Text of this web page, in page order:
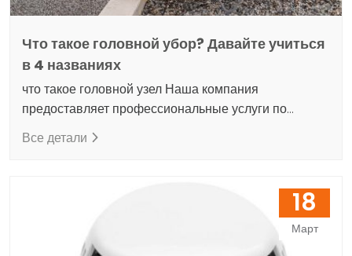
Что такое головной убор? Давайте учиться
в 4 названиях
что такое головной узел Наша компания
предоставляет профессиональные услуги по
продаже головных станций. У нас есть команда
опытных и квалифицированных специалистов,
доступные системы для различных предприятий и
домов. Кроме того, очень любопытен вопрос, что
такое головная станция. Эта система представляет
собой аппаратное обеспечение, в котором
Все детали
18
Март